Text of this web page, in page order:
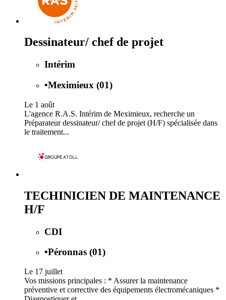
Dessinateur/ chef de projet
Intérim
•Meximieux (01)
Le 1 août
L'agence R.A.S. Intérim de Meximieux, recherche un
Préparateur dessinateur/ chef de projet (H/F) spécialisée dans
le traitement...
TECHINICIEN DE MAINTENANCE
H/F
CDI
•Péronnas (01)
Le 17 juillet
Vos missions principales : * Assurer la maintenance
préventive et corrective des équipements électromécaniques *